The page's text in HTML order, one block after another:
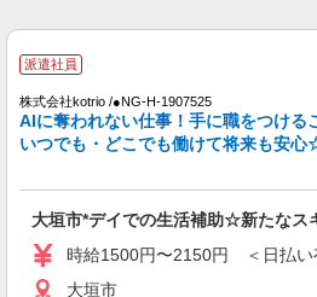
大垣市
派遣社員
大垣駅▼綺麗なサ
アの巡回など
時給1500円〜
通費全支給(ガソリン
派遣社員
株式会社kotrio /●NG-H-1907525
AIに奪われない仕事！手に職をつける
いつでも・どこでも働けて将来も安
大垣市*デイでの生活補助☆新たなス
時給1500円〜2150円 ＜日払い
大垣市